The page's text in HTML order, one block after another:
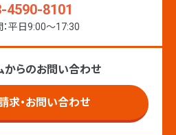
4590-8101
平日9:00〜17:30
からのお問い合わせ
求・お問い合わせ